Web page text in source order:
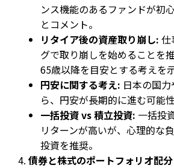
ンス機能のあるファンドが初
とコメント。
リタイア後の資産取り崩し: 仕
グで取り崩しを始めることを
65歳以降を目安とする考えを
円安に関する考え: 日本の国
ら、円安が長期的に進む可能性
一括投資 vs 積立投資: 一括投
リターンが高いが、心理的な
投資を推奨。
債券と株式のポートフォリオ配分